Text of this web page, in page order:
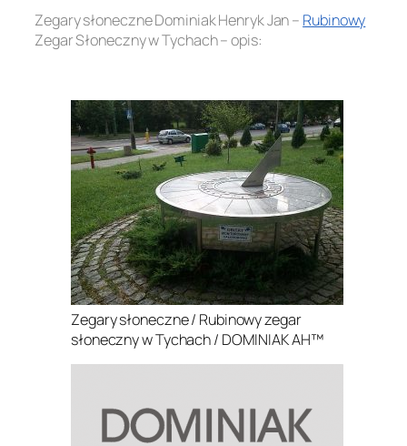
Zegary słoneczne Dominiak Henryk Jan – Rubinowy
Zegar Słoneczny w Tychach – opis:
Zegary słoneczne / Rubinowy zegar
słoneczny w Tychach / DOMINIAK AH™